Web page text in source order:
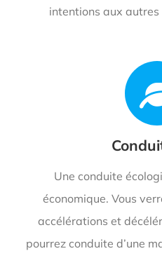
intentions aux
Une conduite
économique. Vous
accélérations et
pourrez conduite d’une